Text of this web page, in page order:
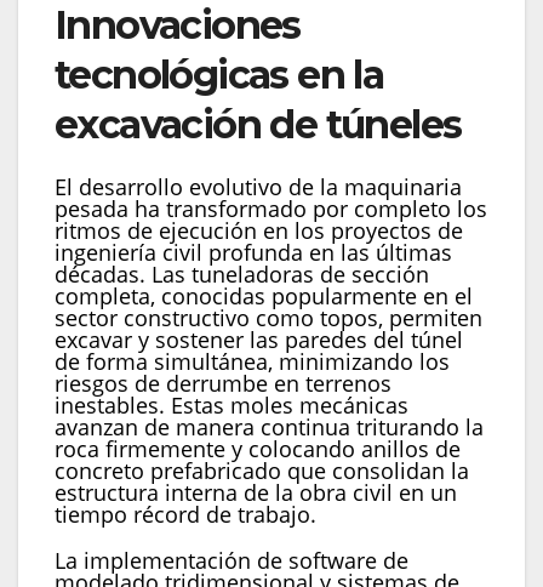
Innovaciones
tecnológicas en la
excavación de túneles
El desarrollo evolutivo de la maquinaria
pesada ha transformado por completo los
ritmos de ejecución en los proyectos de
ingeniería civil profunda en las últimas
décadas. Las tuneladoras de sección
completa, conocidas popularmente en el
sector constructivo como topos, permiten
excavar y sostener las paredes del túnel
de forma simultánea, minimizando los
riesgos de derrumbe en terrenos
inestables. Estas moles mecánicas
avanzan de manera continua triturando la
roca firmemente y colocando anillos de
concreto prefabricado que consolidan la
estructura interna de la obra civil en un
tiempo récord de trabajo.
La implementación de software de